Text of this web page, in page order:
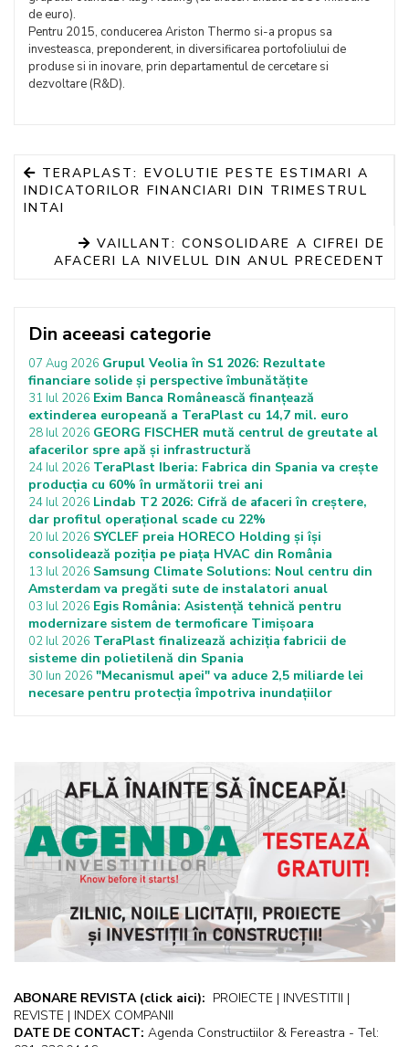
de euro).
Pentru 2015, conducerea Ariston Thermo si-a propus sa
investeasca, preponderent, in diversificarea portofoliului de
produse si in inovare, prin departamentul de cercetare si
dezvoltare (R&D).
TERAPLAST: EVOLUTIE PESTE ESTIMARI A
INDICATORILOR FINANCIARI DIN TRIMESTRUL
INTAI
VAILLANT: CONSOLIDARE A CIFREI DE
AFACERI LA NIVELUL DIN ANUL PRECEDENT
Din aceeasi categorie
07 Aug 2026 Grupul Veolia în S1 2026: Rezultate
financiare solide și perspective îmbunătățite
31 Iul 2026 Exim Banca Românească finanțează
extinderea europeană a TeraPlast cu 14,7 mil. euro
28 Iul 2026 GEORG FISCHER mută centrul de greutate al
afacerilor spre apă și infrastructură
24 Iul 2026 TeraPlast Iberia: Fabrica din Spania va crește
producția cu 60% în următorii trei ani
24 Iul 2026 Lindab T2 2026: Cifră de afaceri în creștere,
dar profitul operațional scade cu 22%
20 Iul 2026 SYCLEF preia HORECO Holding și își
consolidează poziția pe piața HVAC din România
13 Iul 2026 Samsung Climate Solutions: Noul centru din
Amsterdam va pregăti sute de instalatori anual
03 Iul 2026 Egis România: Asistență tehnică pentru
modernizare sistem de termoficare Timișoara
02 Iul 2026 TeraPlast finalizează achiziția fabricii de
sisteme din polietilenă din Spania
30 Iun 2026 "Mecanismul apei" va aduce 2,5 miliarde lei
necesare pentru protecţia împotriva inundaţiilor
ABONARE REVISTA (click aici): PROIECTE | INVESTITII |
REVISTE | INDEX COMPANII
DATE DE CONTACT: Agenda Constructiilor & Fereastra - Tel: